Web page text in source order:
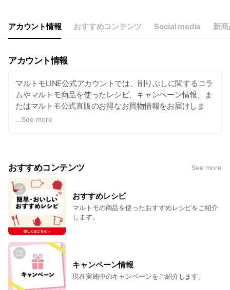
アカウント情報 おすすめコンテンツ Social media 新商
アカウント情報
マルトモLINE公式アカウントでは、削りぶしに関するコラ
ムやマルトモ商品を使ったレシピ、キャンペーン情報、ま
たはマルトモ公式直販のお得なお買物情報をお届けしま
す。
...See more
おすすめコンテンツ See more
おすすめレシピ
マルトモの商品を使ったおすすめレシピをご紹介
します。
キャンペーン情報
現在実施中のキャンペーンをご紹介します。